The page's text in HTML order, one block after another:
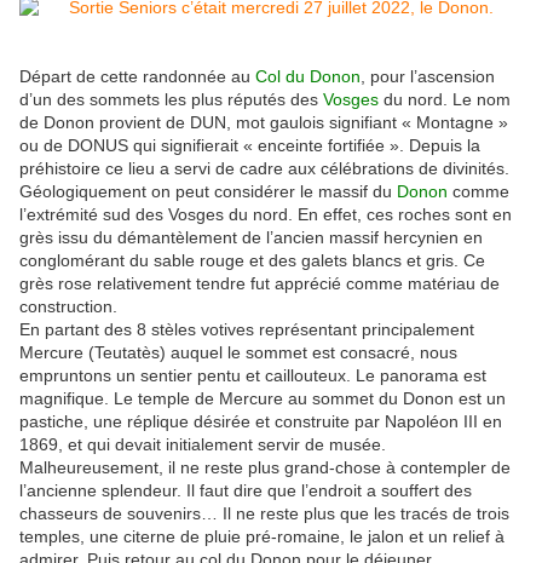
Départ de cette randonnée au Col du Donon , pour l’ascension
d’un des sommets les plus réputés des Vosges du nord. Le nom
de Donon provient de DUN, mot gaulois signifiant « Montagne »
ou de DONUS qui signifierait « enceinte fortifiée ». Depuis la
préhistoire ce lieu a servi de cadre aux célébrations de divinités.
Géologiquement on peut considérer le massif du Donon comme
l’extrémité sud des Vosges du nord. En effet, ces roches sont en
grès issu du démantèlement de l’ancien massif hercynien en
conglomérant du sable rouge et des galets blancs et gris. Ce
grès rose relativement tendre fut apprécié comme matériau de
construction.
En partant des 8 stèles votives représentant principalement
Mercure (Teutatès) auquel le sommet est consacré, nous
empruntons un sentier pentu et caillouteux. Le panorama est
magnifique. Le temple de Mercure au sommet du Donon est un
pastiche, une réplique désirée et construite par Napoléon III en
1869, et qui devait initialement servir de musée.
Malheureusement, il ne reste plus grand-chose à contempler de
l’ancienne splendeur. Il faut dire que l’endroit a souffert des
chasseurs de souvenirs… Il ne reste plus que les tracés de trois
temples, une citerne de pluie pré-romaine, le jalon et un relief à